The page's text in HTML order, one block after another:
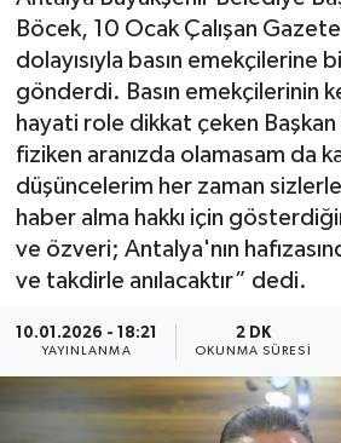
Böcek, 10 Ocak Çalışan
dolayısıyla basın emekçilerine
gönderdi. Basın emekçilerinin
hayati role dikkat çeken
fiziken aranızda olamasam da
düşüncelerim her zaman
haber alma hakkı için
ve özveri; Antalya'nın
ve takdirle anılacaktır” dedi.
10.01.2026 - 18:21
YAYINLANMA
2 DK
OKUNMA SÜRESI
Güncel
Kültür & Sanat
Magazin
Resmi İlan